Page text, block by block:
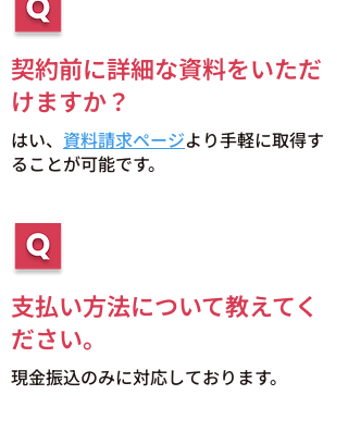
契約前に詳細な資料をいただ
けますか？
はい、 資料請求ページより手軽に取得す
ることが可能です。
支払い方法について教えてく
ださい。
現金振込のみに対応しております。